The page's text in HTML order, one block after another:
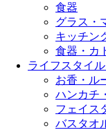
食器
グラス・
キッチン
食器・カ
ライフスタイ
お香・ル
ハンカチ
フェイス
バスタオ